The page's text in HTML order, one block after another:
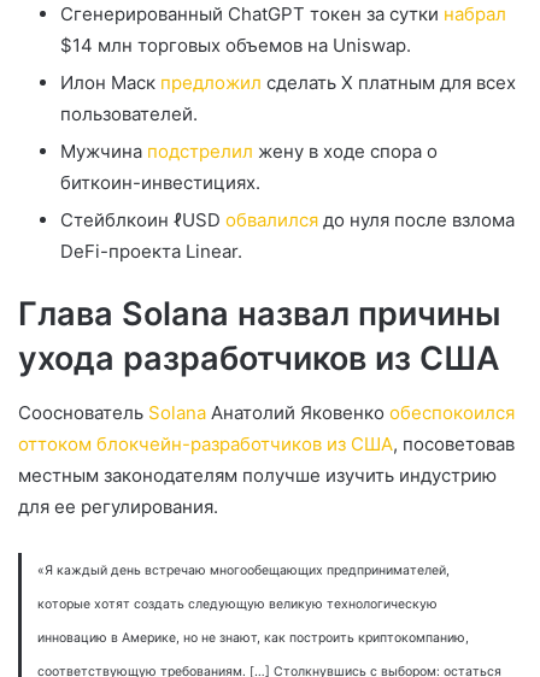
Сгенерированный ChatGPT токен за сутки набрал
$14 млн торговых объемов на Uniswap.
Илон Маск предложил сделать X платным для всех
пользователей.
Мужчина подстрелил жену в ходе спора о
биткоин-инвестициях.
Стейблкоин ℓUSD обвалился до нуля после взлома
DeFi-проекта Linear.
Глава Solana назвал причины
ухода разработчиков из США
Сооснователь Solana Анатолий Яковенко обеспокоился
оттоком блокчейн-разработчиков из США, посоветовав
местным законодателям получше изучить индустрию
для ее регулирования.
«Я каждый день встречаю многообещающих предпринимателей,
которые хотят создать следующую великую технологическую
инновацию в Америке, но не знают, как построить криптокомпанию,
соответствующую требованиям. […] Столкнувшись с выбором: остаться